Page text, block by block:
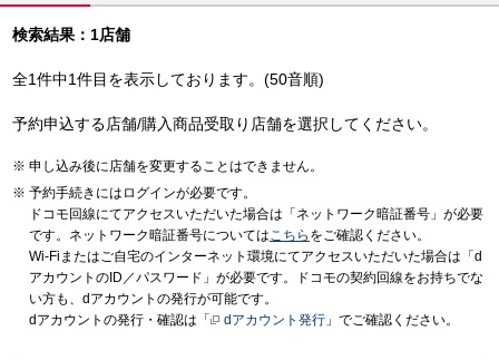
検索結果：1店舗
全1件中1件目を表示しております。(50音順)
予約申込する店舗/購入商品受取り店舗を選択してください。
申し込み後に店舗を変更することはできません。
予約手続きにはログインが必要です。
ドコモ回線にてアクセスいただいた場合は「ネットワーク暗証番号」が必要
です。ネットワーク暗証番号についてはこちら をご確認ください。
Wi-Fiまたはご自宅のインターネット環境にてアクセスいただいた場合は「d
アカウントのID／パスワード」が必要です。ドコモの契約回線をお持ちでな
い方も、dアカウントの発行が可能です。
dアカウントの発行・確認は「
dアカウント発行 」でご確認ください。